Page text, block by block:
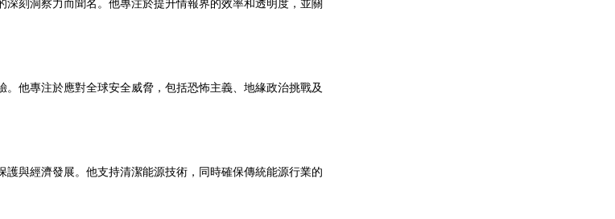
他專注於應對全球安全威脅，包括恐怖主義、地緣政治挑戰及
與經濟發展。他支持清潔能源技術，同時確保傳統能源行業的